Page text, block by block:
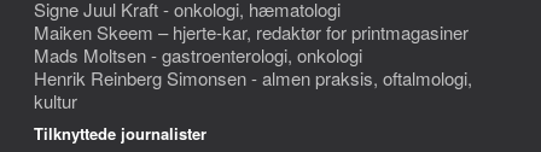
Signe Juul Kraft - onkologi, hæmatologi
Maiken Skeem – hjerte-kar, redaktør for printmagasiner
Mads Moltsen - gastroenterologi, onkologi
Henrik Reinberg Simonsen - almen praksis, oftalmologi,
kultur
Tilknyttede journalister